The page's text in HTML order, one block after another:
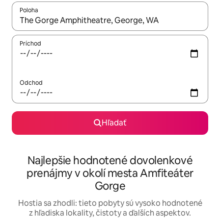
Poloha
Keď budú výsledky k dispozícii, môžete si ich prechádzať
Príchod
Odchod
Hľadať
Najlepšie hodnotené dovolenkové
prenájmy v okolí mesta Amfiteáter
Gorge
Hostia sa zhodli: tieto pobyty sú vysoko hodnotené
z hľadiska lokality, čistoty a ďalších aspektov.